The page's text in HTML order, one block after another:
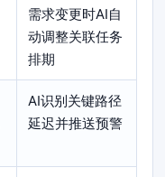
需求变更时AI自
动调整关联任务
排期
AI识别关键路径
延迟并推送预警